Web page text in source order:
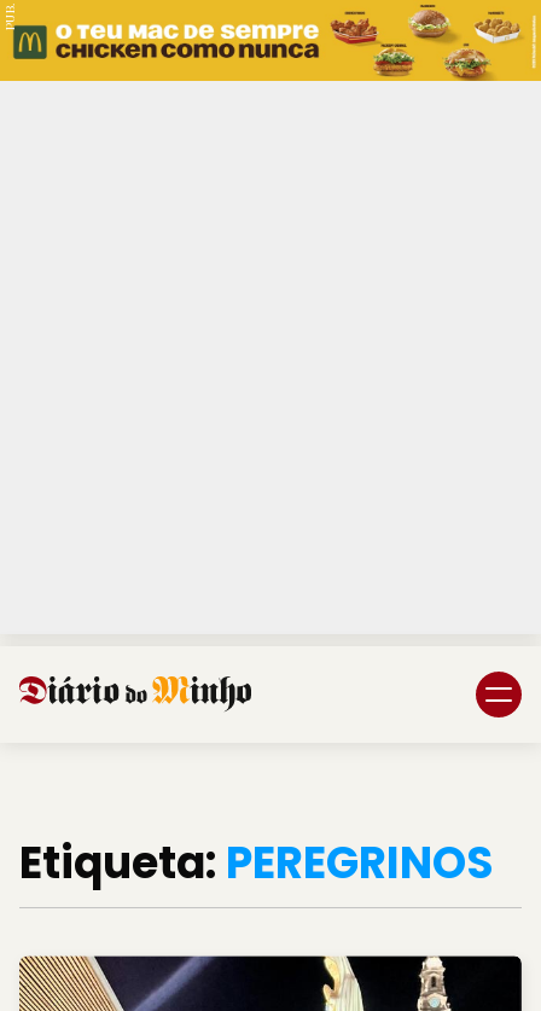
PUB.
Etiqueta: PEREGRINOS